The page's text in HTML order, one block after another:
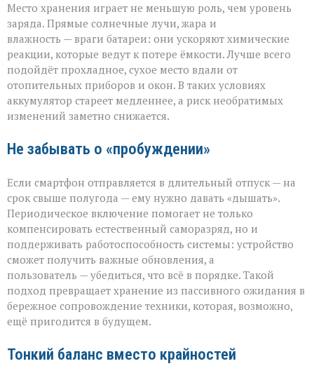
Место хранения играет не меньшую роль, чем уровень
заряда. Прямые солнечные лучи, жара и
влажность — враги батареи: они ускоряют химические
реакции, которые ведут к потере ёмкости. Лучше всего
подойдёт прохладное, сухое место вдали от
отопительных приборов и окон. В таких условиях
аккумулятор стареет медленнее, а риск необратимых
изменений заметно снижается.
Не забывать о «пробуждении»
Если смартфон отправляется в длительный отпуск — на
срок свыше полугода — ему нужно давать «дышать».
Периодическое включение помогает не только
компенсировать естественный саморазряд, но и
поддерживать работоспособность системы: устройство
сможет получить важные обновления, а
пользователь — убедиться, что всё в порядке. Такой
подход превращает хранение из пассивного ожидания в
бережное сопровождение техники, которая, возможно,
ещё пригодится в будущем.
Тонкий баланс вместо крайностей